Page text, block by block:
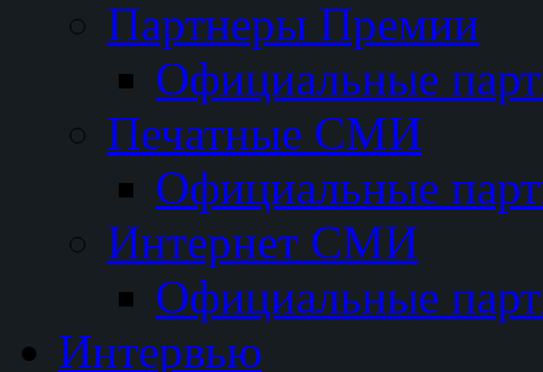
Партнеры Премии
Официальные
Печатные СМИ
Официальные
Интернет СМИ
Официальные
Интервью